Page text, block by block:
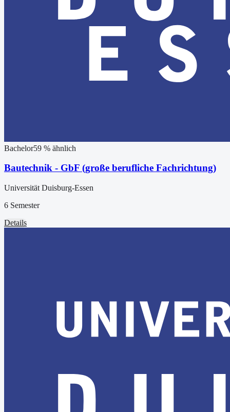
Bachelor59 % ähnlich
Bautechnik - GbF (große berufliche Fachrichtung)
Universität Duisburg-Essen
6 Semester
Details